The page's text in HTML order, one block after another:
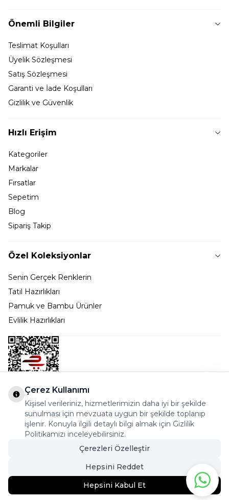
199,95TL Sepete Ekle
Önemli Bilgiler
Teslimat Koşulları
Üyelik Sözleşmesi
Satış Sözleşmesi
Garanti ve İade Koşulları
Gizlilik ve Güvenlik
Hızlı Erişim
Kategoriler
Markalar
Fırsatlar
Sepetim
Blog
Sipariş Takip
Özel Koleksiyonlar
Senin Gerçek Renklerin
Tatil Hazırlıkları
Pamuk ve Bambu Ürünler
Evlilik Hazırlıkları
Bostancı Mah. Dar yol Sok. Safir sitesi 5/1 B Blok
Kadıköy - İSTANBUL
info@cekmeceonline.com
Çerez Kullanımı
Kişisel verileriniz, hizmetlerimizin daha iyi bir şekilde
sunulması için mevzuata uygun bir şekilde toplanıp
işlenir. Konuyla ilgili detaylı bilgi almak için Gizlilik
Politikamızı inceleyebilirsiniz.
Çerezleri Özelleştir
Hepsini Reddet
Hepsini Kabul Et